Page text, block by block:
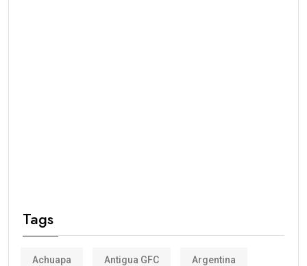
Tags
Achuapa Antigua GFC Argentina